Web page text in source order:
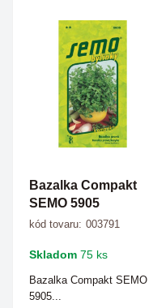
Bazalka Compakt
SEMO 5905
kód tovaru: 003791
Skladom 75 ks
Bazalka Compakt SEMO
5905...